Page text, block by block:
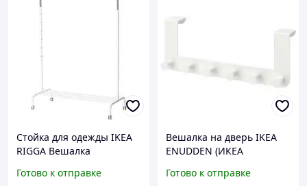
Стойка для одежды IKEA
RIGGA Вешалка
Готово к отправке
Вешалка на дверь IKEA
ENUDDEN (ИКЕА
Белая
Готово к отправке